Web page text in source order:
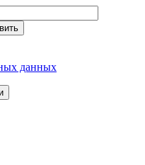
данных